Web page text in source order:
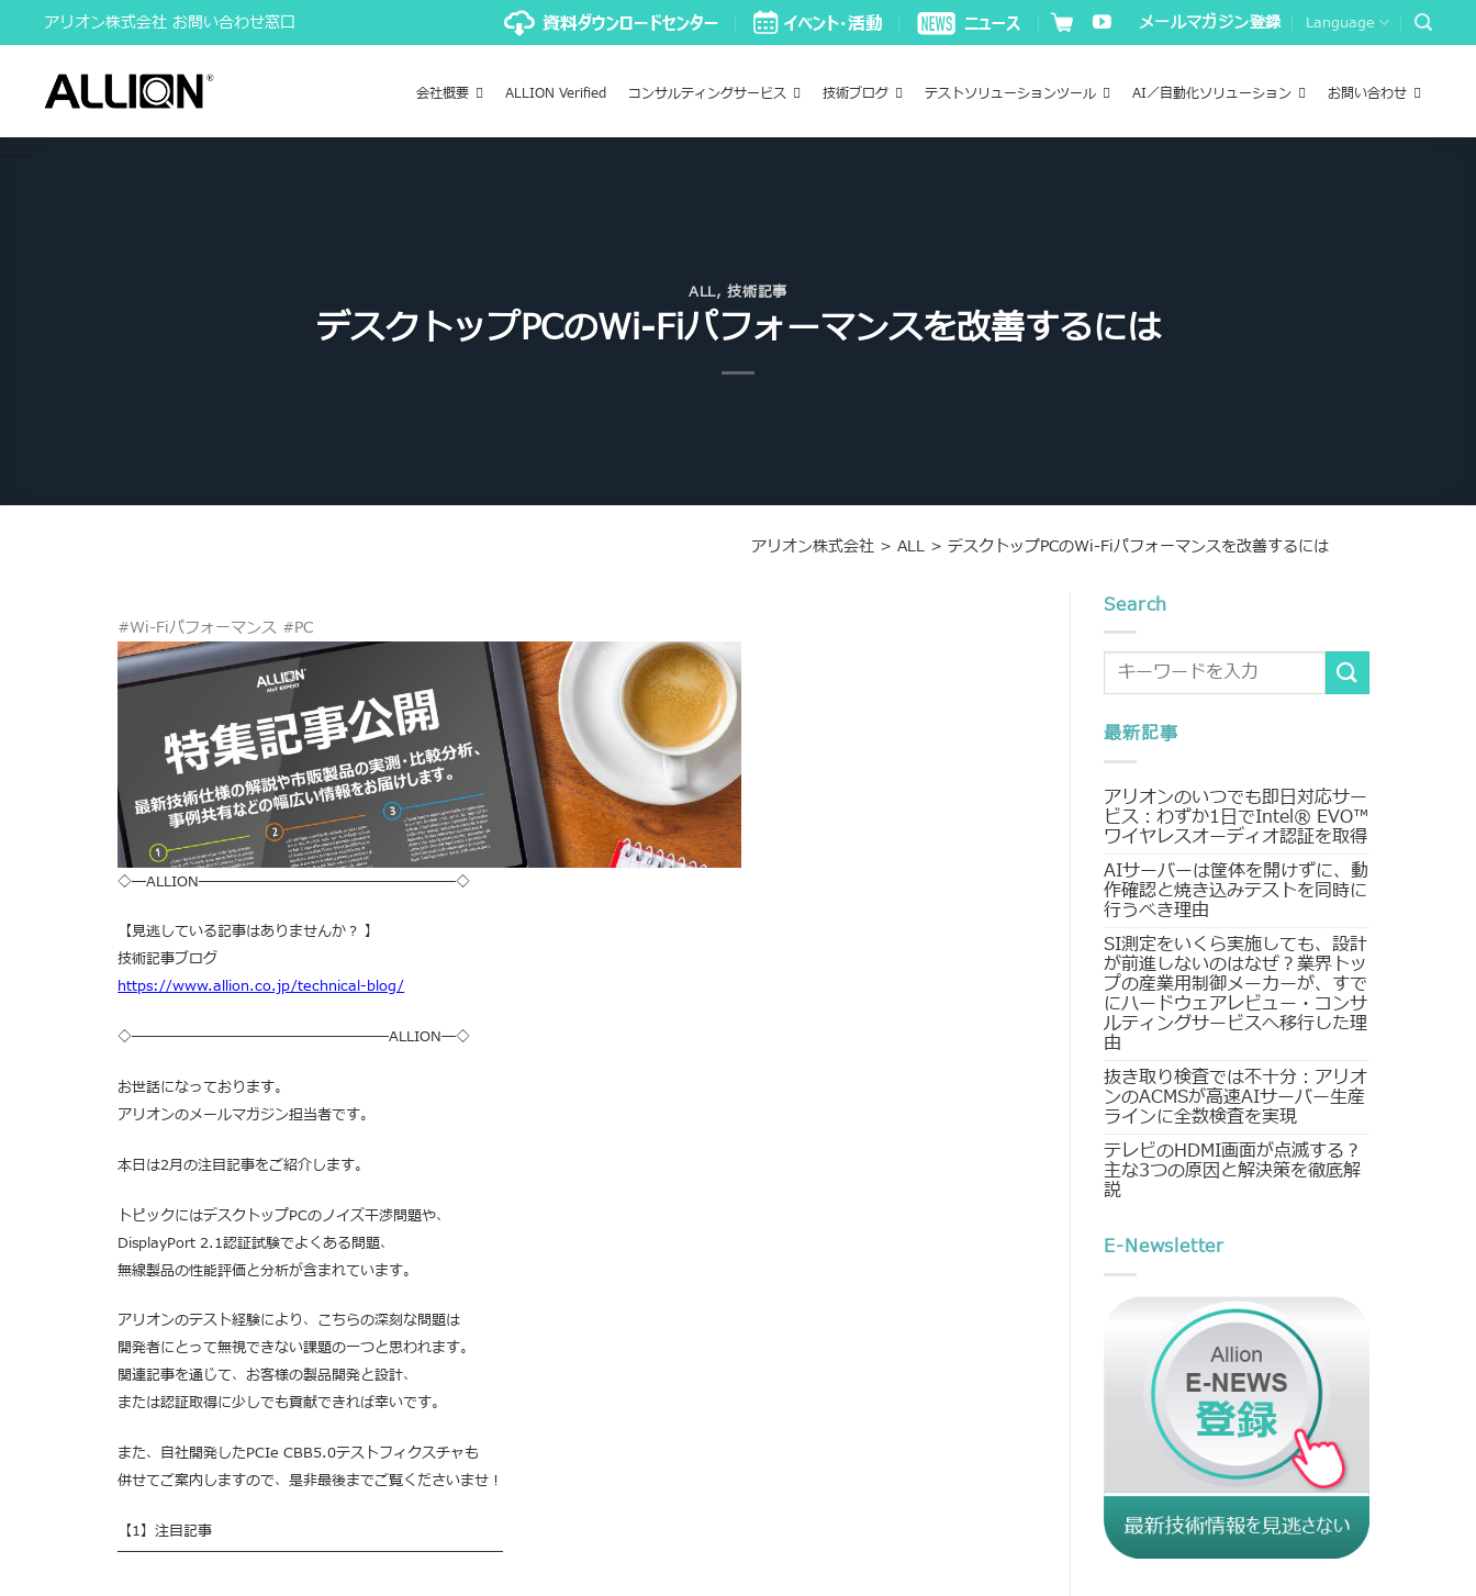
to
content
アリオン株式会社 お問い合わせ窓口 メールマガジン登録 Language
会社概要 ALLION Verified コンサルティングサービス 技術ブログ テストソリューションツール AI／自動化ソリューション お問い合わせ
ALL,技術記事
デスクトップPCのWi-Fiパフォーマンスを改善するには
アリオン株式会社> ALL> デスクトップPCのWi-Fiパフォーマンスを改善するには
#Wi-Fiパフォーマンス #PC
◇―ALLION――――――――――――――――――◇
【見逃している記事はありませんか？ 】
技術記事ブログ
https://www.allion.co.jp/technical-blog/
◇――――――――――――――――――ALLION―◇
お世話になっております。
アリオンのメールマガジン担当者です。
本日は2月の注目記事をご紹介します。
トピックにはデスクトップPCのノイズ干渉問題や、
DisplayPort 2.1認証試験でよくある問題、
無線製品の性能評価と分析が含まれています。
アリオンのテスト経験により、こちらの深刻な問題は
開発者にとって無視できない課題の一つと思われます。
関連記事を通じて、お客様の製品開発と設計、
または認証取得に少しでも貢献できれば幸いです。
また、自社開発したPCIe CBB5.0テストフィクスチャも
併せてご案内しますので、是非最後までご覧くださいませ！
【1】注目記事
￣￣￣￣￣￣￣￣￣￣￣￣￣￣￣￣￣￣￣￣￣￣￣￣￣￣￣
Search
最新記事
アリオンのいつでも即日対応サー
ビス：わずか1日でIntel® EVO™
ワイヤレスオーディオ認証を取得
AIサーバーは筐体を開けずに、動
作確認と焼き込みテストを同時に
行うべき理由
SI測定をいくら実施しても、設計
が前進しないのはなぜ？業界トッ
プの産業用制御メーカーが、すで
にハードウェアレビュー・コンサ
ルティングサービスへ移行した理
由
抜き取り検査では不十分：アリオ
ンのACMSが高速AIサーバー生産
ラインに全数検査を実現
テレビのHDMI画面が点滅する？
主な3つの原因と解決策を徹底解
説
E-Newsletter